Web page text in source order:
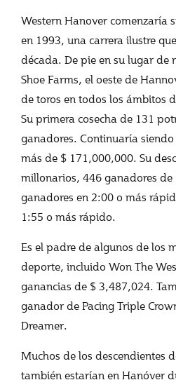
Western Hanover comenzaría
en 1993, una carrera ilustre
década. De pie en su lugar de
Shoe Farms, el oeste de
de toros en todos los ámbitos
Su primera cosecha de 131
ganadores. Continuaría
más de $ 171,000,000. Su
millonarios, 446 ganadores
ganadores en 2:00 o más
1:55 o más rápido.
Es el padre de algunos de los
deporte, incluido Won The
ganancias de $ 3,487,024.
ganador de Pacing Triple
Dreamer.
Muchos de los descendientes
también estarían en Hanóver